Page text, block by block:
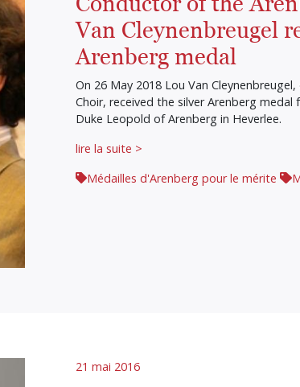
Van Cleynenbreugel
Arenberg medal
On 26 May 2018 Lou Van
Choir, received the silver Arenberg
Duke Leopold of Arenberg in Heverlee.
lire la suite >
Médailles d'Arenberg pour le mérite
21 mai 2016